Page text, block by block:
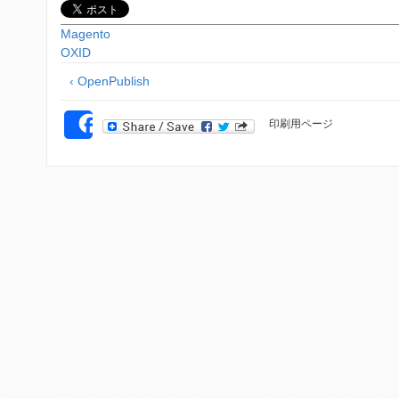
Magento
OXID
‹ OpenPublish
SHARE 印刷用ページ